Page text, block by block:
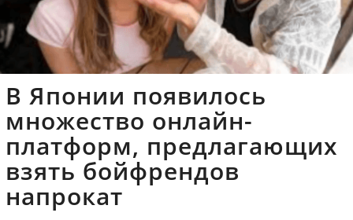
В Японии появилось
множество онлайн-
платформ, предлагающих
взять бойфрендов
напрокат